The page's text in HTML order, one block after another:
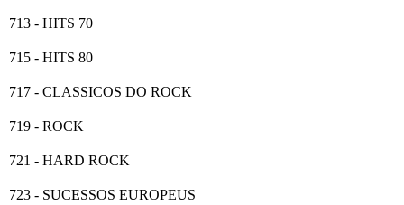
713 - HITS 70
715 - HITS 80
717 - CLASSICOS DO ROCK
719 - ROCK
721 - HARD ROCK
723 - SUCESSOS EUROPEUS